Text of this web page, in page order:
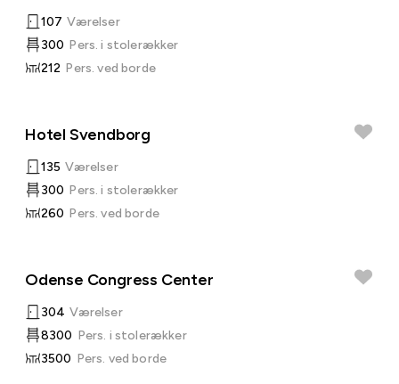
107 Værelser
300 Pers. i stolerækker
212 Pers. ved borde
Hotel Svendborg
135 Værelser
300 Pers. i stolerækker
260 Pers. ved borde
Odense Congress Center
304 Værelser
8300 Pers. i stolerækker
3500 Pers. ved borde